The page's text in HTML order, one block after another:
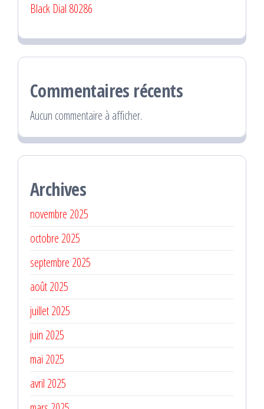
Black Dial 80286
Commentaires récents
Aucun commentaire à afficher.
Archives
novembre 2025
octobre 2025
septembre 2025
août 2025
juillet 2025
juin 2025
mai 2025
avril 2025